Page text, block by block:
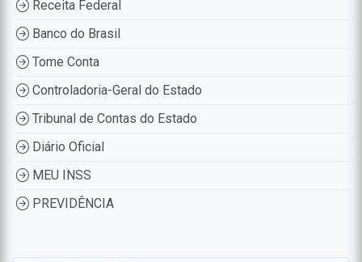
Receita Federal
Banco do Brasil
Tome Conta
Controladoria-Geral do Estado
Tribunal de Contas do Estado
Diário Oficial
MEU INSS
PREVIDÊNCIA